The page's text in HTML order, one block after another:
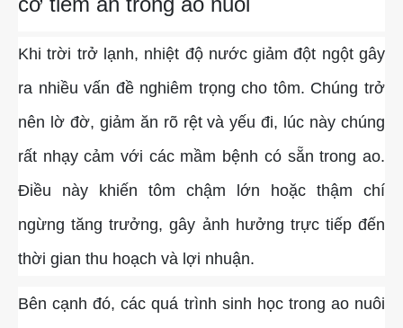
Cá Gáy Lù Giống Chất Lượng
Cá Thiên Sứ Giống Chất Lượng
Cá Sủ Đất Giống Chất Lượng
Cá Mú Nghệ Xanh Chất Lượng
Giống Cá Mú Lai Đen Chất Lượng
Ẩm Thực
Giải Trí
Thông Tin Vận Chuyển
Chính Sách Bảo Mật
Khi trời trở lạnh, nhiệt độ nước giảm đột ngột gây
ra nhiều vấn đề nghiêm trọng cho tôm. Chúng trở
nên lờ đờ, giảm ăn rõ rệt và yếu đi, lúc này chúng
rất nhạy cảm với các mầm bệnh có sẵn trong ao.
Điều này khiến tôm chậm lớn hoặc thậm chí
ngừng tăng trưởng, gây ảnh hưởng trực tiếp đến
thời gian thu hoạch và lợi nhuận.
Bên cạnh đó, các quá trình sinh học trong ao nuôi